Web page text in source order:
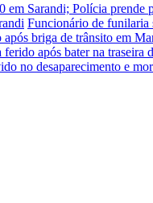
em Sarandi; Polícia prende
Funcionário de funilaria
após briga de trânsito em
após bater na traseira
no desaparecimento e